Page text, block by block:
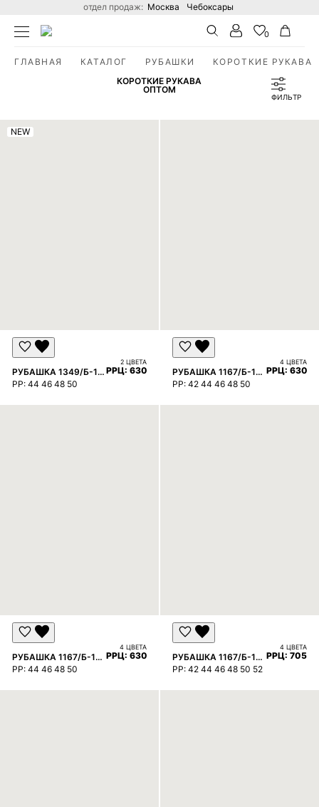
отдел продаж: Москва Чебоксары
0
В ВАШЕЙ КОРЗИНЕ ПОКА НЕТ ТОВАРОВ
Поиск по сайту
Стать дилером
Вход в личный кабинет
Для действующих оптовых покупателей
ГЛАВНАЯ КАТАЛОГ РУБАШКИ
КОРОТКИЕ РУКАВА
КОРОТКИЕ РУКАВА
ОПТОМ
ФИЛЬТР
NEW
РУБАШКА 1349/Б-1349
2 ЦВЕТА
РРЦ: 6300 ₽
РР: 44 46 48 50
РУБАШКА 1167/Б-1167
4 ЦВЕТА
РРЦ: 6300
РР: 42 44 46 48 50
РУБАШКА 1167/Б-1167
4 ЦВЕТА
РРЦ: 6300 ₽
РР: 44 46 48 50
РУБАШКА 1167/Б-1167
4 ЦВЕТА
РРЦ: 7050
РР: 42 44 46 48 50 52